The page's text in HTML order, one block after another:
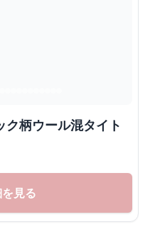
ク柄ウール混タイト
見る